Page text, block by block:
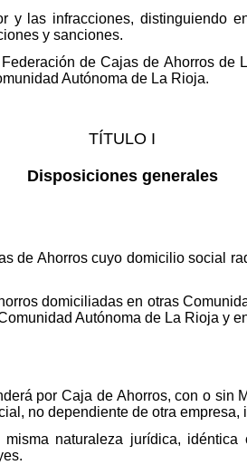
y las infracciones, distinguiendo
y sanciones.
de Cajas de Ahorros de
Autónoma de La Rioja.
TÍTULO I
Disposiciones generales
de Ahorros cuyo domicilio social
domiciliadas en otras
Autónoma de La Rioja y
por Caja de Ahorros, con o sin
no dependiente de otra empresa,
naturaleza jurídica,